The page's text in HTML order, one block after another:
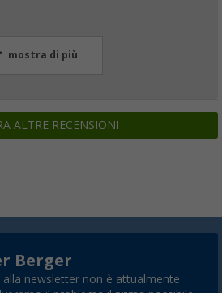
mostra di più
ALTRE RECENSIONI
Berger
alla newsletter non è attualmente